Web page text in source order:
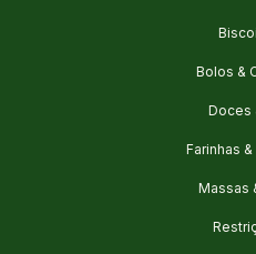
Bolos &
Doces
Farinhas
Massas